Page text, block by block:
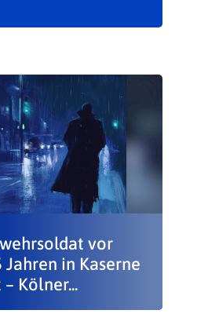
vor
Jahren in Kaserne
Kölner...